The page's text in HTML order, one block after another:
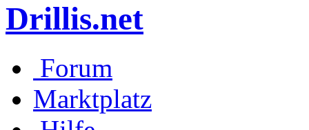
Drillis.net
Forum
Marktplatz